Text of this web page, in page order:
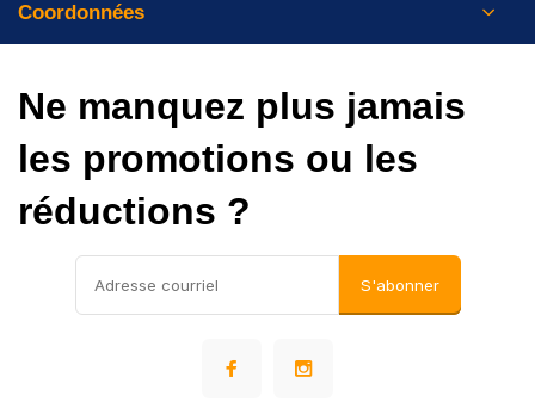
Coordonnées
Ne manquez plus jamais
les promotions ou les
réductions ?
S'abonner